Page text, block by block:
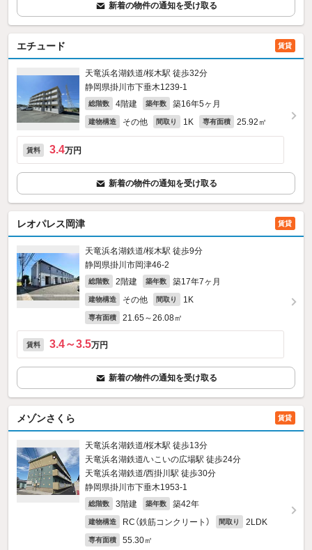
新着の物件の通知を受け取る
エチュード 賃貸
天竜浜名湖鉄道/桜木駅 徒歩32分
静岡県掛川市下垂木1239‐1
総階数 4階建 築年数 築16年5ヶ月
建物構造 その他 間取り 1K 専有面積 25.92㎡
賃料 3.4万円
新着の物件の通知を受け取る
レオパレス岡津 賃貸
天竜浜名湖鉄道/桜木駅 徒歩9分
静岡県掛川市岡津46‐2
総階数 2階建 築年数 築17年7ヶ月
建物構造 その他 間取り 1K
専有面積 21.65～26.08㎡
賃料 3.4～3.5万円
新着の物件の通知を受け取る
メゾンさくら 賃貸
天竜浜名湖鉄道/桜木駅 徒歩13分
天竜浜名湖鉄道/いこいの広場駅 徒歩24分
天竜浜名湖鉄道/西掛川駅 徒歩30分
静岡県掛川市下垂木1953‐1
総階数 3階建 築年数 築42年
建物構造 RC（鉄筋コンクリート） 間取り 2LDK
専有面積 55.30㎡